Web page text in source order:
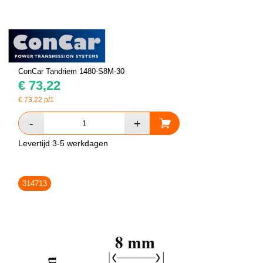
ConCar Tandriem 1480-S8M-30
€ 73,22
€73,22 p/1
Levertijd 3-5 werkdagen
314713